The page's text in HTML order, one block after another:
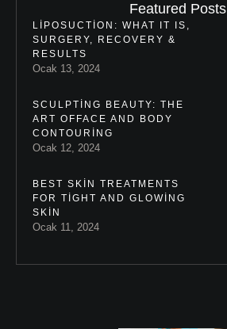
Featured Posts
LIPOSUCTION: WHAT IT IS,
SURGERY, RECOVERY &
RESULTS
Ocak 13, 2024
SCULPTING BEAUTY: THE
ART OFFACE AND BODY
CONTOURING
Ocak 12, 2024
BEST SKIN TREATMENTS
FOR TIGHT AND GLOWING
SKIN
Ocak 11, 2024